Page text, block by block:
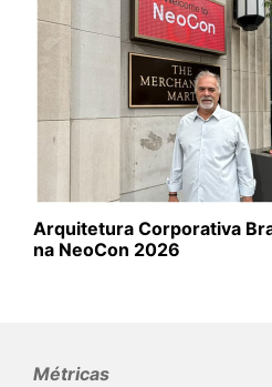
Arquitetura Corporativa
na NeoCon 2026
Métricas